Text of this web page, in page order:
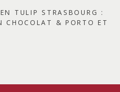
TULIP STRASBOURG :
CHOCOLAT & PORTO ET